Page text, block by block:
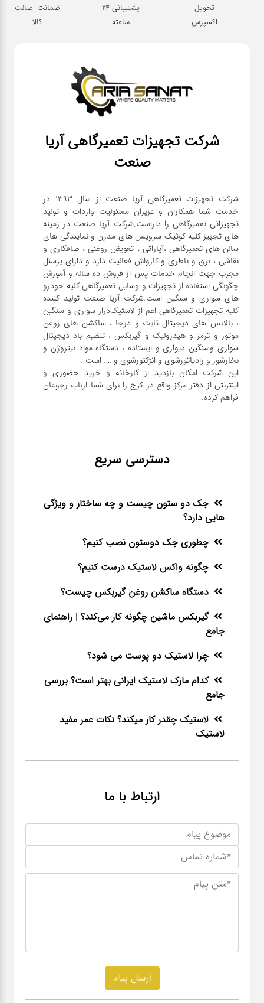
تحویل
اکسپرس
پشتیبانی 24
ساعته
ضمانت اصالت
کالا
شرکت تجهیزات تعمیرگاهی آریا
صنعت
شرکت تجهیزات تعمیرگاهی آریا صنعت از سال ۱۳۹۳ در
خدمت شما همکاران و عزیزان مسئولیت واردات و تولید
تجهیزاتی تعمیرگاهی را داراست.شرکت آریا صنعت در زمینه
های تجهیز کلیه کوئیک سرویس های مدرن و نمایندگی های
سالن های تعمیرگاهی ،آپاراتی ، تعویض روغنی ، صافکاری و
نقاشی ، برق و باطری و کارواش فعالیت دارد و دارای پرسنل
مجرب جهت انجام خدمات پس از فروش ده ساله و آموزش
چگونگی استفاده از تجهیزات و وسایل تعمیرگاهی کلیه خودرو
های سواری و سنگین است.شرکت آریا صنعت تولید کننده
کلیه تجهیزات تعمیرگاهی اعم از لاستیک‌درار سواری و ‌سنگین
، بالانس های دیجیتال ثابت و درجا ، ساکشن های روغن
موتور و ترمز و هیدرولیک و گیربکس ، تنظیم باد دیجیتال
سواری و‌سنگین دیواری و ایستاده ، دستگاه مواد نیتروژن و
این شرکت امکان بازدید از کارخانه و خرید حضوری و
اینترنتی از دفتر مرکز واقع در کرج را برای شما ارباب رجوعان
فراهم کرده.
دسترسی سریع
جک دو ستون چیست و چه ساختار و ویژگی
هایی دارد؟
چطوری جک دوستون نصب کنیم؟
چگونه واکس لاستیک درست کنیم؟
دستگاه ساکشن روغن گیربکس چیست؟
گیربکس ماشین چگونه کار می‌کند؟ | راهنمای
جامع
چرا لاستیک دو پوست می شود؟
کدام مارک لاستیک ایرانی بهتر است؟ بررسی
جامع
لاستیک چقدر کار میکند؟ نکات عمر مفید
لاستیک
ارتباط با ما